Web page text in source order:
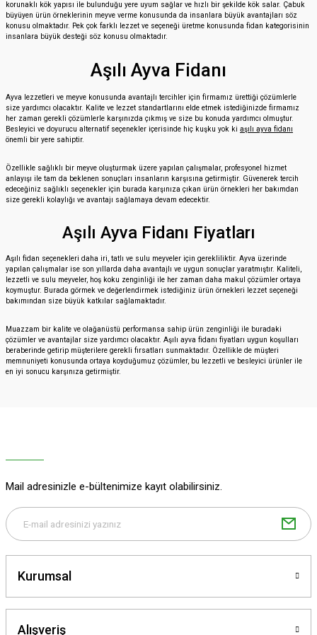
korunaklı kök yapısı ile bulunduğu yere uyum sağlar ve hızlı bir şekilde kök salar. Çabuk
büyüyen ürün örneklerinin meyve verme konusunda da insanlara büyük avantajları söz
konusu olmaktadır. Pek çok farklı lezzet ve seçeneği üretme konusunda fidan kategorisinin
insanlara büyük desteği söz konusu olmaktadır.
Aşılı Ayva Fidanı
Ayva lezzetleri ve meyve konusunda avantajlı tercihler için firmamız ürettiği çözümlerle
size yardımcı olacaktır. Kalite ve lezzet standartlarını elde etmek istediğinizde firmamız
her zaman gerekli çözümlerle karşınızda çıkmış ve size bu konuda yardımcı olmuştur.
Besleyici ve doyurucu alternatif seçenekler içerisinde hiç kuşku yok ki aşılı ayva fidanı
önemli bir yere sahiptir.
Özellikle sağlıklı bir meyve oluşturmak üzere yapılan çalışmalar, profesyonel hizmet
anlayışı ile tam da beklenen sonuçları insanların karşısına getirmiştir. Güvenerek tercih
edeceğiniz sağlıklı seçenekler için burada karşınıza çıkan ürün örnekleri her bakımdan
size gerekli kolaylığı ve avantajı sağlamaya devam edecektir.
Aşılı Ayva Fidanı Fiyatları
Aşılı fidan seçenekleri daha iri, tatlı ve sulu meyveler için gerekliliktir. Ayva üzerinde
yapılan çalışmalar ise son yıllarda daha avantajlı ve uygun sonuçlar yaratmıştır. Kaliteli,
lezzetli ve sulu meyveler, hoş koku zenginliği ile her zaman daha makul çözümler ortaya
koymuştur. Burada görmek ve değerlendirmek istediğiniz ürün örnekleri lezzet seçeneği
bakımından size büyük katkılar sağlamaktadır.
Muazzam bir kalite ve olağanüstü performansa sahip ürün zenginliği ile buradaki
çözümler ve avantajlar size yardımcı olacaktır. Aşılı ayva fidanı fiyatları uygun koşulları
beraberinde getirip müşterilere gerekli fırsatları sunmaktadır. Özellikle de müşteri
memnuniyeti konusunda ortaya koyduğumuz çözümler, bu lezzetli ve besleyici ürünler ile
en iyi sonucu karşınıza getirmiştir.
Mail adresinizle e-bültenimize kayıt olabilirsiniz.
Kurumsal
Alışveriş